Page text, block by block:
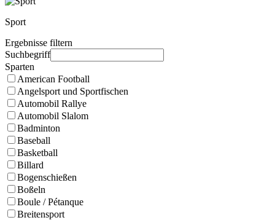
Sport
Ergebnisse filtern
Suchbegriff
Sparten
American Football
Angelsport und Sportfischen
Automobil Rallye
Automobil Slalom
Badminton
Baseball
Basketball
Billard
Bogenschießen
Boßeln
Boule / Pétanque
Breitensport